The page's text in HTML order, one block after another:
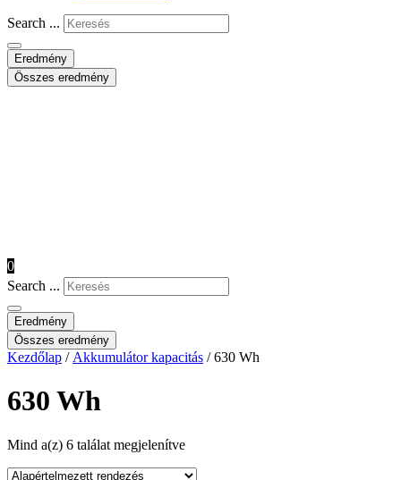
Search ...
Eredmény
Összes eredmény
0
Search ...
Eredmény
Összes eredmény
Kezdőlap / Akkumulátor kapacitás / 630 Wh
630 Wh
Mind a(z) 6 találat megjelenítve